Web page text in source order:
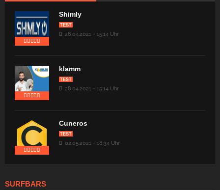
Shimly
TEST
28.04.2021 - 15:14 Uhr
klamm
TEST
28.04.2021 - 15:14 Uhr
Cuneros
TEST
02.05.2021 - 18:34 Uhr
SURFBARS